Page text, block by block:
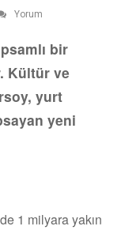
Yorum
bir
Kültür ve
yurt
yeni
1 milyara yakın